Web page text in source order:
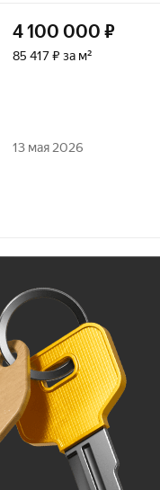
4 100 000 ₽
85 417 ₽ за м²
13 мая 2026